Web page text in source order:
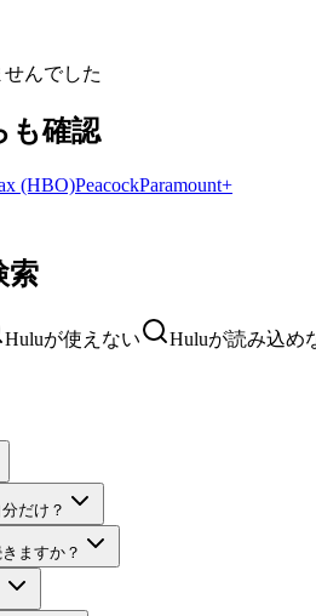
んでした
も確認
(HBO)PeacockParamount+
索
Huluが使えない Huluが読み込め
だけ？
ますか？